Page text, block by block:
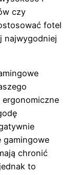
czy
fotel
najwygodniej
ergonomiczne
gamingowe
chronić
to